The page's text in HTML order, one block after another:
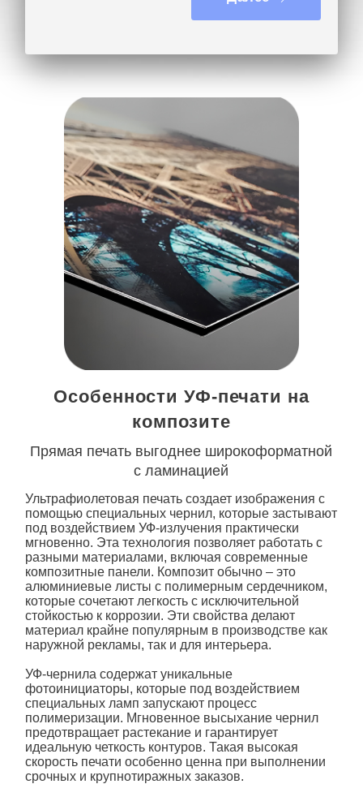
Особенности УФ-печати на
композите
Прямая печать выгоднее широкоформатной
с ламинацией
Ультрафиолетовая печать создает изображения с
помощью специальных чернил, которые застывают
под воздействием УФ-излучения практически
мгновенно. Эта технология позволяет работать с
разными материалами, включая современные
композитные панели. Композит обычно – это
алюминиевые листы с полимерным сердечником,
которые сочетают легкость с исключительной
стойкостью к коррозии. Эти свойства делают
материал крайне популярным в производстве как
наружной рекламы, так и для интерьера.
УФ-чернила содержат уникальные
фотоинициаторы, которые под воздействием
специальных ламп запускают процесс
полимеризации. Мгновенное высыхание чернил
предотвращает растекание и гарантирует
идеальную четкость контуров. Такая высокая
скорость печати особенно ценна при выполнении
срочных и крупнотиражных заказов.